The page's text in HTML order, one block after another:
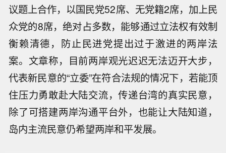
议题上合作，以国民党52席、无党籍2席，加上民
众党的8席，绝对占多数，能够通过立法权有效制
衡赖清德，防止民进党提出过于激进的两岸法
案。文章称，目前两岸观光迟迟无法迈开大步，
代表新民意的“立委”在符合法规的情况下，若能顶
住压力勇敢赴大陆交流，传递台湾的真实民意，
除了可搭建两岸沟通平台外，也能让大陆知道，
岛内主流民意仍希望两岸和平发展。